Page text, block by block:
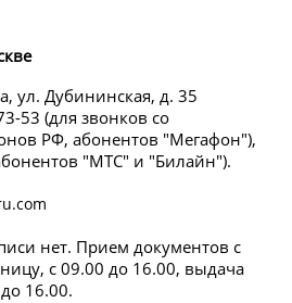
ул. Дубининская, д. 35
53 (для звонков со
РФ, абонентов "Мегафон"),
"МТС" и "Билайн").
нет. Прием документов с
с 09.00 до 16.00, выдача
16.00.